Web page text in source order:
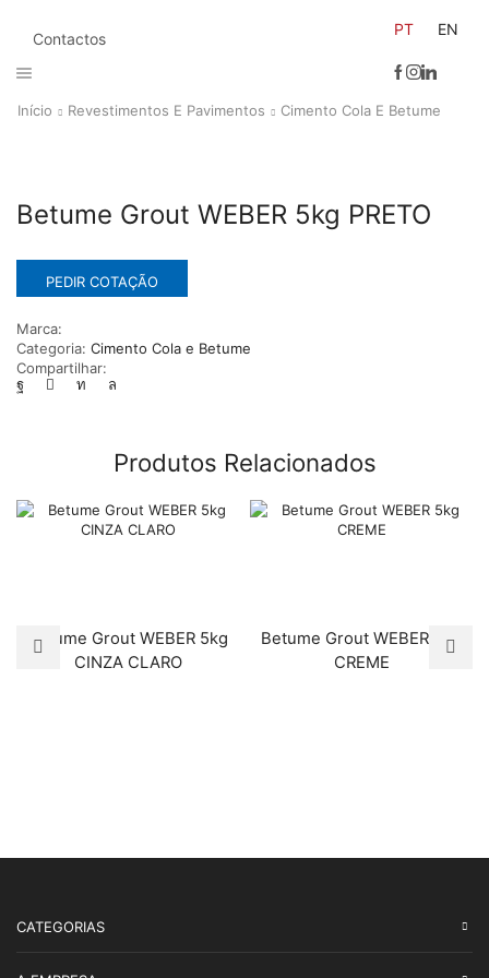
Contactos
PT EN
Início Revestimentos E Pavimentos Cimento Cola E Betume
Betume Grout WEBER 5kg PRETO
PEDIR COTAÇÃO
Marca:
Categoria: Cimento Cola e Betume
Compartilhar:
Produtos Relacionados
Betume Grout WEBER 5kg
CINZA CLARO
Betume Grout WEBER 5kg
CREME
CATEGORIAS